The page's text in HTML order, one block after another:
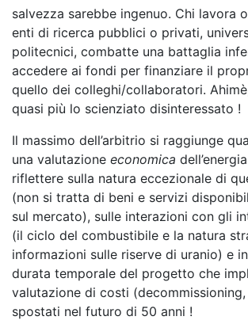
salvezza sarebbe ingenuo. Chi lavora
enti di ricerca pubblici o privati,
politecnici, combatte una battaglia
accedere ai fondi per finanziare il
quello dei colleghi/collaboratori.
quasi più lo scienziato disinteressato !
Il massimo dell’arbitrio si raggiunge
una valutazione economica
riflettere sulla natura eccezionale di
(non si tratta di beni e servizi
sul mercato), sulle interazioni con gli
(il ciclo del combustibile e la natura
informazioni sulle riserve di uranio) e
durata temporale del progetto che
valutazione di costi
spostati nel futuro di 50 anni !